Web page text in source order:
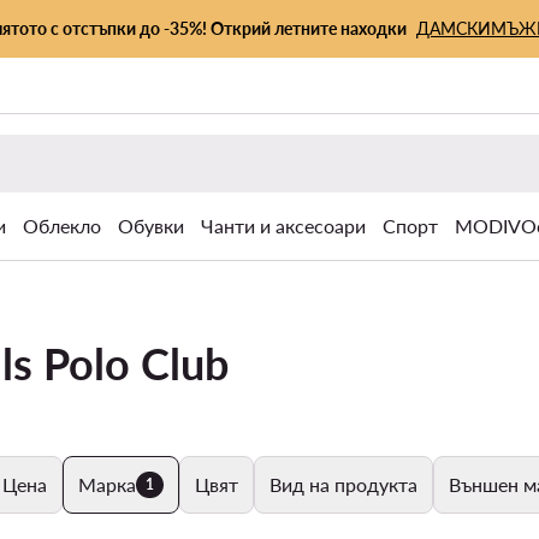
с отстъпки до -35%! Открий летните находки ДАМСКИ
Облекло Обувки Чанти и аксесоари Спорт
Polo Club
Цена Марка 1 Цвят Вид на продукта Външен